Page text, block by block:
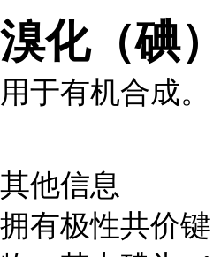
溴化（碘
用于有机合成。
其他信息
拥有极性共价键